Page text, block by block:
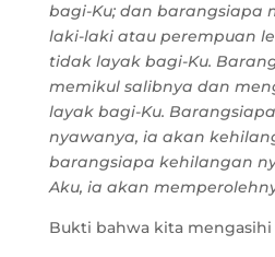
bagi-Ku; dan barangsiapa
laki-laki atau perempuan
tidak layak bagi-Ku.
memikul salibnya dan
layak bagi-Ku.
nyawanya, ia akan
barangsiapa kehilangan
Aku, ia akan
Bukti bahwa kita mengasihi